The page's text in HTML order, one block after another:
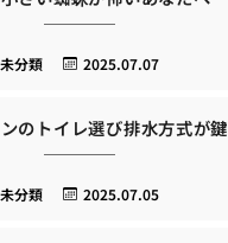
2025.07.07
未分類
のトイレ選び排水方式が鍵
2025.07.05
未分類